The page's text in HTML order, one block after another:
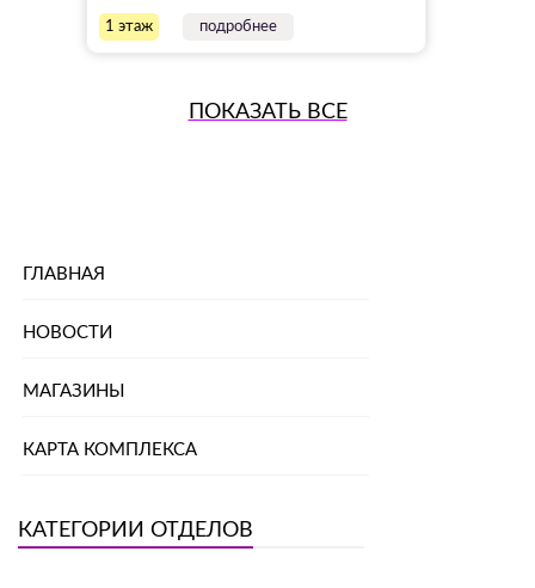
1 этаж подробнее
ПОКАЗАТЬ ВСЕ
ГЛАВНАЯ
НОВОСТИ
МАГАЗИНЫ
КАРТА КОМПЛЕКСА
КАТЕГОРИИ ОТДЕЛОВ